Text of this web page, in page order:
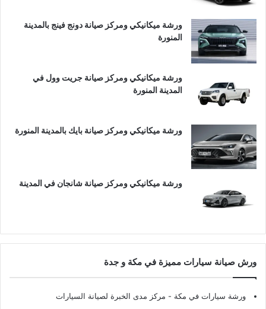
ورشة ميكانيكي ومركز صيانة دونج فينج بالمدينة
المنورة
ورشة ميكانيكي ومركز صيانة جريت وول في
المدينة المنورة
ورشة ميكانيكي ومركز صيانة بايك بالمدينة المنورة
ورشة ميكانيكي ومركز صيانة شانجان في المدينة
ورش صيانة سيارات مميزة في مكة و جدة
ورشة سيارات في مكة - مركز مدى الخبرة لصيانة السيارات